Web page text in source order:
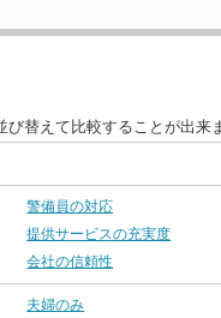
替えて比較することが出来
警備員の対応
提供サービスの充実度
会社の信頼性
夫婦のみ